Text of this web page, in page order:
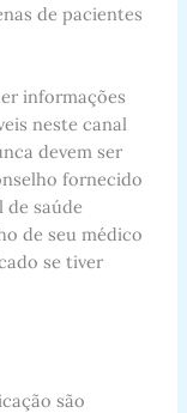
de pacientes
informações
neste canal
devem ser
fornecido
saúde
de seu médico
se tiver
são